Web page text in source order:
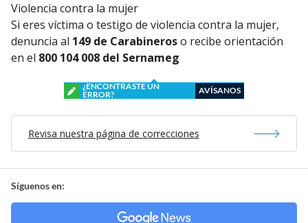
Violencia contra la mujer
Si eres víctima o testigo de violencia contra la mujer,
denuncia al 149 de Carabineroso recibe orientación
en el 800 104 008 del Sernameg
¿ENCONTRASTE UN
ERROR?
AVÍSANOS
Revisa nuestra página de correcciones
Síguenos en: